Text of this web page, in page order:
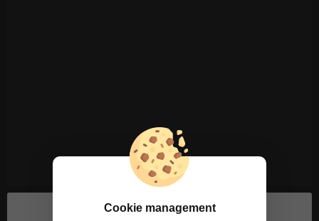
Cookie management